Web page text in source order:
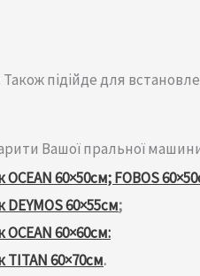
. Також підійде для
Вашої пральної
60×50см; FOBOS
60×55см;
60×60см:
60×70см.